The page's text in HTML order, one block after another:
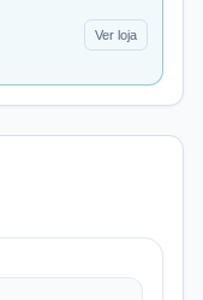
Ver loja